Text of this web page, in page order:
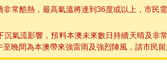
常酷熱，最高氣溫將達到36度或以上，市
氣流影響，預料本澳未來數日持續天晴及
晚間為本澳帶來強雷雨及強烈陣風，請市民